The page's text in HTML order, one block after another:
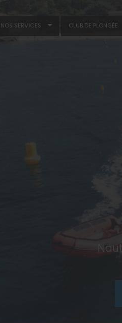
NOS SERVICES CLUB DE PLONGÉE